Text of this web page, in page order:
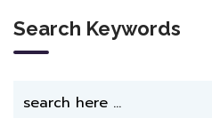
Search Keywords